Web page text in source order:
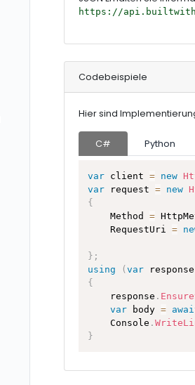
https://
Codebeispiele
Hier sind
C# Python
var client = new
var request = new
{
    Method
=
    RequestUri
=
} ;
using
( var response
{
    response
.
var body =
    Console
.
}